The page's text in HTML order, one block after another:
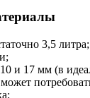
3,5 литра;
и 17 мм (в